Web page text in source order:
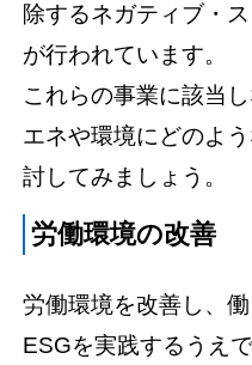
除するネガティブ・
が行われています。
これらの事業に該当
エネや環境にどのよ
討してみましょう。
労働環境の改善
労働環境を改善し、
ESGを実践するうえ